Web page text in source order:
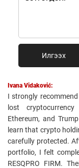
Илгээх
Ivana Vidaković:
I strongly
lost cryptocurrency
Ethereum, and
learn that crypto
carefully protected.
portfolio, I felt
RESQPRO FIRM.